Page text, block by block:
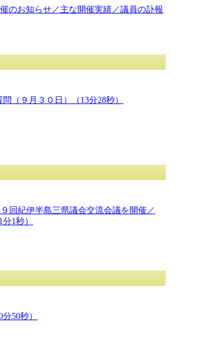
のお知らせ／主な開催実績／議員の訃報
（９月３０日）（13分28秒）
回紀伊半島三県議会交流会議を開催／
1秒）
50秒）